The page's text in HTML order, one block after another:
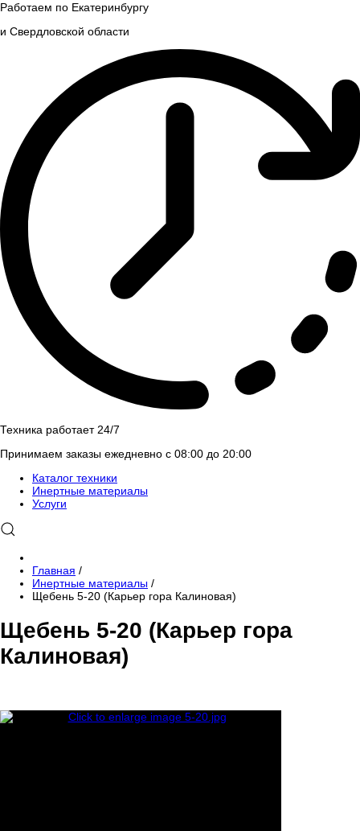
Работаем по Екатеринбургу
и Свердловской области
Техника работает 24/7
Принимаем заказы ежедневно с 08:00 до 20:00
Каталог техники
Инертные материалы
Услуги
Главная /
Инертные материалы /
Щебень 5-20 (Карьер гора Калиновая)
Щебень 5-20 (Карьер гора
Калиновая)